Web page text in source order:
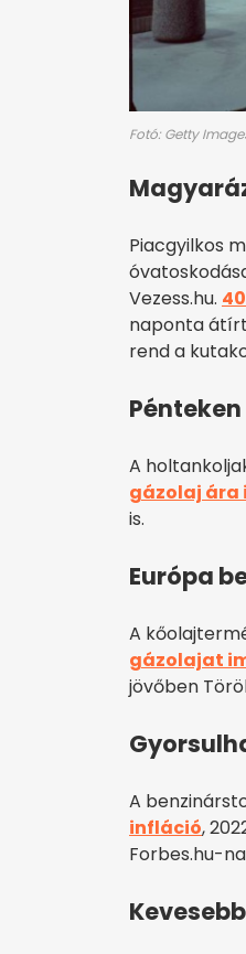
Fotó: Getty
Piacgyilkos
Vezess.hu.
naponta
rend a
A
gázolaj ára
is.
Európa
A
gázolajat
jövőben
A
infláció,
Forbes.hu-